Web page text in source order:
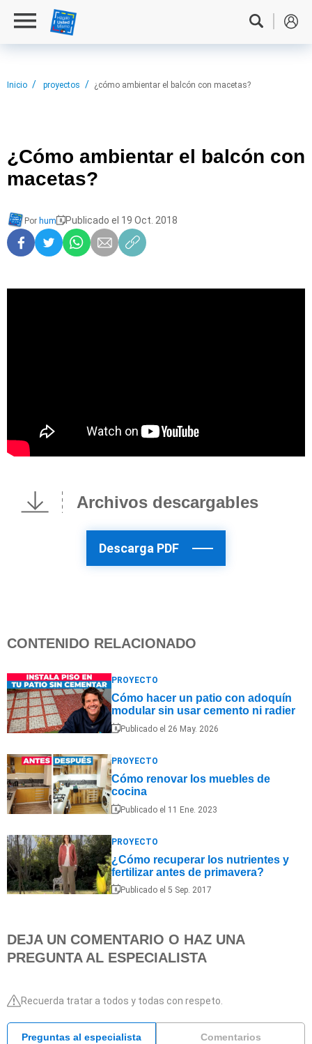
Inicio proyectos ¿cómo ambientar el balcón con macetas?
¿Cómo ambientar el balcón con
macetas?
Por hum Publicado el 19 Oct. 2018
Archivos descargables
Descarga PDF
CONTENIDO RELACIONADO
PROYECTO
Cómo hacer un patio con adoquín
modular sin usar cemento ni radier
Publicado el 26 May. 2026
PROYECTO
Cómo renovar los muebles de
cocina
Publicado el 11 Ene. 2023
PROYECTO
¿Cómo recuperar los nutrientes y
fertilizar antes de primavera?
Publicado el 5 Sep. 2017
DEJA UN COMENTARIO O HAZ UNA
PREGUNTA AL ESPECIALISTA
Recuerda tratar a todos y todas con respeto.
Preguntas al especialista Comentarios